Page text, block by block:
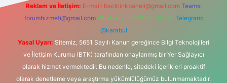
Reklam ve İletişim: E-mail: backlinkpaneli@gmail.com Teams:
forumhizmeti@gmail.com Whatsapp: 0262 606 0 726 Telegram:
@karabul
Yasal Uyarı: Sitemiz, 5651 Sayılı Kanun gereğince Bilgi Teknolojileri
ve İletişim Kurumu (BTK) tarafından onaylanmış bir Yer Sağlayıcı
olarak hizmet vermektedir. Bu nedenle, sitedeki içerikleri proaktif
olarak denetleme veya araştırma yükümlülüğümüz bulunmamaktadır.